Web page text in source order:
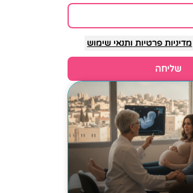
מדיניות פרטיות ותנאי שימוש
שליחה